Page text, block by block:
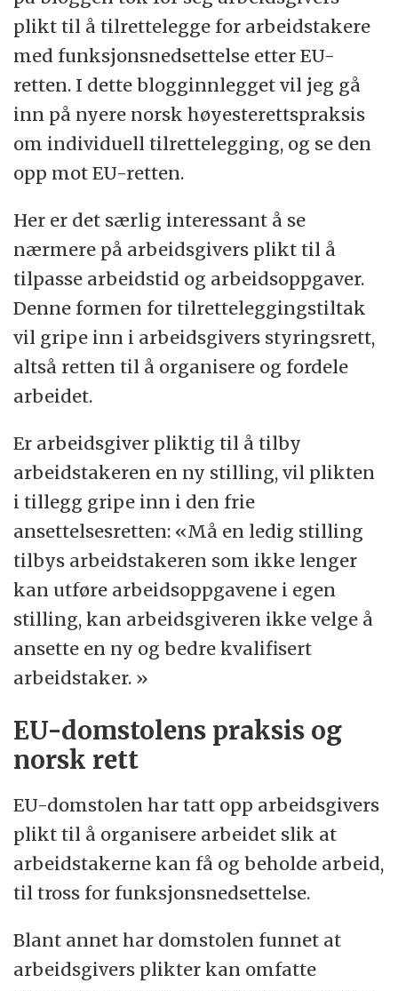
Tradisjonelt har det eksistert klare skiller
mellom den rettslige reguleringen av
arbeidsliv og familieliv. I arbeidslivet er
arbeidsgiver ansvarlig for arbeidsmiljøet,
mens i hjemmet er det en selv som må
sørge for sikkerheten. I den avtalte
arbeidstiden har arbeidstaker plikt til å
være til disposisjon for arbeidsgiver,
utenfor avtalt arbeidstid trenger hun ikke
være tilgjengelig.
Forskningsprosjektet LaW-BALANCE
ved
Det juridiske fakultet, Universitetet i Bergen
rettigheter når arbeidsliv og privatliv går
over i hverandre. På denne bloggen
kommer vi til å skrive om initiativer fra EU,
norske myndigheter, arbeidsgivere,
fagforeninger og andre for å finne en
balanse mellom arbeidslivets plikter og
privatlivets utfordringer.
plikt til å tilrettelegge for arbeidstakere
med funksjonsnedsettelse etter EU-
retten. I dette blogginnlegget vil jeg gå
inn på nyere norsk høyesterettspraksis
om individuell tilrettelegging, og se den
opp mot EU-retten.
Her er det særlig interessant å se
nærmere på arbeidsgivers plikt til å
tilpasse arbeidstid og arbeidsoppgaver.
Denne formen for tilretteleggingstiltak
vil gripe inn i arbeidsgivers styringsrett,
altså retten til å organisere og fordele
arbeidet.
Er arbeidsgiver pliktig til å tilby
arbeidstakeren en ny stilling, vil plikten
i tillegg gripe inn i den frie
ansettelsesretten: «Må en ledig stilling
tilbys arbeidstakeren som ikke lenger
kan utføre arbeidsoppgavene i egen
stilling, kan arbeidsgiveren ikke velge å
ansette en ny og bedre kvalifisert
arbeidstaker. »
EU-domstolens praksis og
norsk rett
EU-domstolen har tatt opp arbeidsgivers
plikt til å organisere arbeidet slik at
arbeidstakerne kan få og beholde arbeid,
til tross for funksjonsnedsettelse.
Blant annet har domstolen funnet at
arbeidsgivers plikter kan omfatte